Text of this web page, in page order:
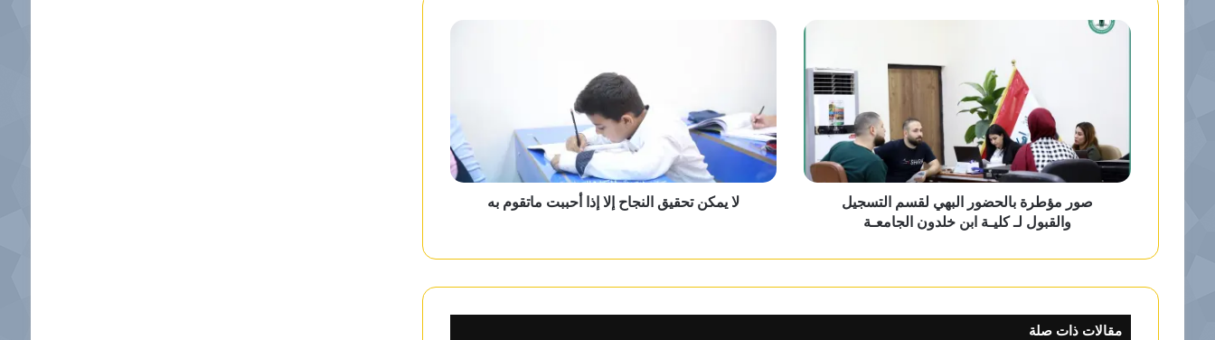
صور مؤطرة بالحضور البهي لقسم التسجيل
والقبول لـ كليـة ابن خلدون الجامعـة
لا يمكن تحقيق النجاح إلا إذا أحببت ماتقوم به
مقالات ذات صلة